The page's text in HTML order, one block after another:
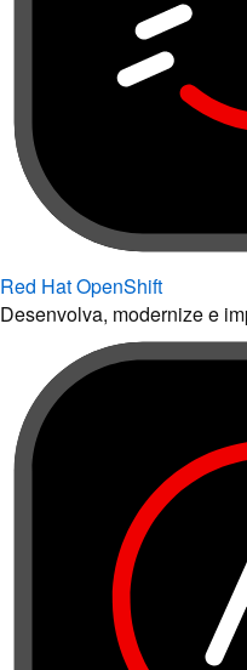
Red Hat OpenShift
Desenvolva, modernize e